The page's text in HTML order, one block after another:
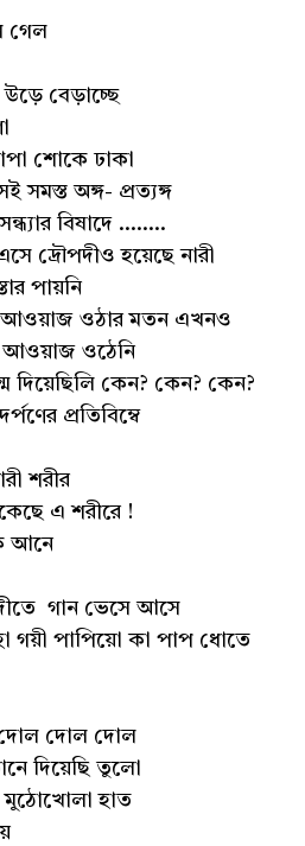
গেল
বেড়াচ্ছে
শোকে ঢাকা
সমস্ত অঙ্গ- প্রত্যঙ্গ
বিষাদে ........
দ্রৌপদীও হয়েছে নারী
পায়নি
ওঠার মতন এখনও
আওয়াজ ওঠেনি
দিয়েছিলি কেন? কেন? কেন?
প্রতিবিম্বে
শরীর
এ শরীরে !
আনে
গান ভেসে আসে
গয়ী পাপিয়ো কা পাপ ধোতে
দোল দোল দোল
দিয়েছি তুলো
মুঠোখোলা হাত